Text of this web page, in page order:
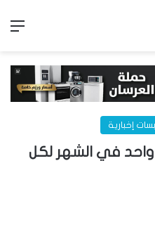
إخبارية
واحد في الشهر لكل